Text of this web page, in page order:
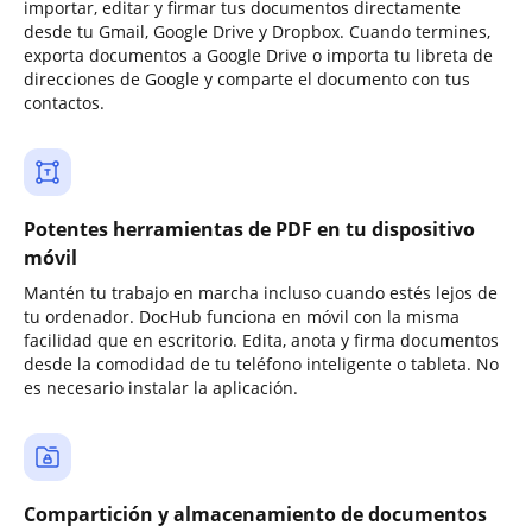
importar, editar y firmar tus documentos directamente
desde tu Gmail, Google Drive y Dropbox. Cuando termines,
exporta documentos a Google Drive o importa tu libreta de
direcciones de Google y comparte el documento con tus
contactos.
Potentes herramientas de PDF en tu dispositivo
móvil
Mantén tu trabajo en marcha incluso cuando estés lejos de
tu ordenador. DocHub funciona en móvil con la misma
facilidad que en escritorio. Edita, anota y firma documentos
desde la comodidad de tu teléfono inteligente o tableta. No
es necesario instalar la aplicación.
Compartición y almacenamiento de documentos